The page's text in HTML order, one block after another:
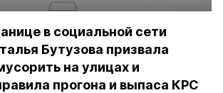
в социальной сети
Бутузова призвала
на улицах и
прогона и выпаса КРС